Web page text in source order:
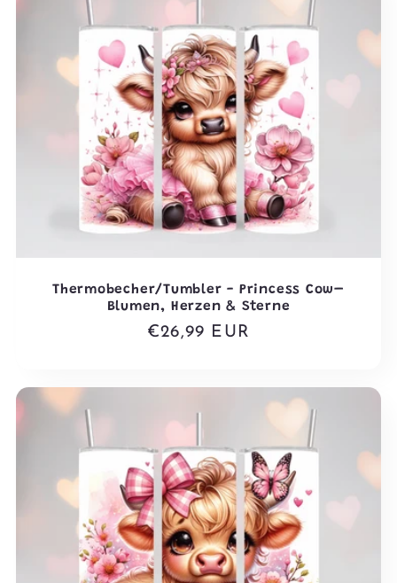
Thermobecher/Tumbler - Princess Cow–
Blumen, Herzen & Sterne
Normaler
€26,99 EUR